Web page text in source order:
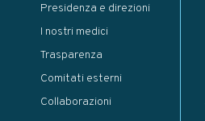
Presidenza e direzioni
I nostri medici
Trasparenza
Comitati esterni
Collaborazioni